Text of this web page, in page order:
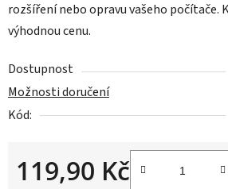
rozšíření nebo opravu vašeho počítače.
výhodnou cenu.
Dostupnost
Možnosti doručení
Kód:
119,90 Kč